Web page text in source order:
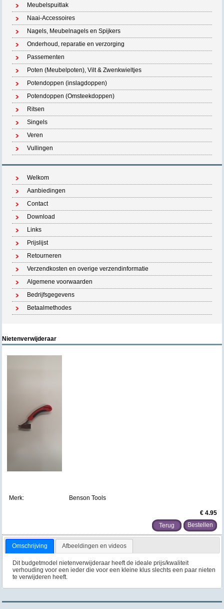
Meubelspuitlak
Naai-Accessoires
Nagels, Meubelnagels en Spijkers
Onderhoud, reparatie en verzorging
Passementen
Poten (Meubelpoten), Vilt & Zwenkwieltjes
Potendoppen (inslagdoppen)
Potendoppen (Omsteekdoppen)
Ritsen
Singels
Veren
Vullingen
Welkom
Aanbiedingen
Contact
Download
Links
Prijslijst
Retourneren
Verzendkosten en overige verzendinformatie
Algemene voorwaarden
Bedrijfsgegevens
Betaalmethodes
Nietenverwijderaar
Merk: Benson Tools
€ 4.95
Terug
Omschrijving Afbeeldingen en videos
Dit budgetmodel nietenverwijderaar heeft de ideale prijs/kwaliteit
verhouding voor een ieder die voor een kleine klus slechts een paar nieten
te verwijderen heeft.